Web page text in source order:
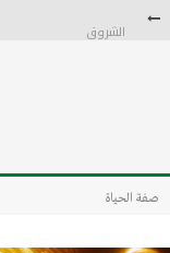
كتاب معراج الروح الصلاة: 32-مراتب الطهارة في الصلاةصفة الحياة